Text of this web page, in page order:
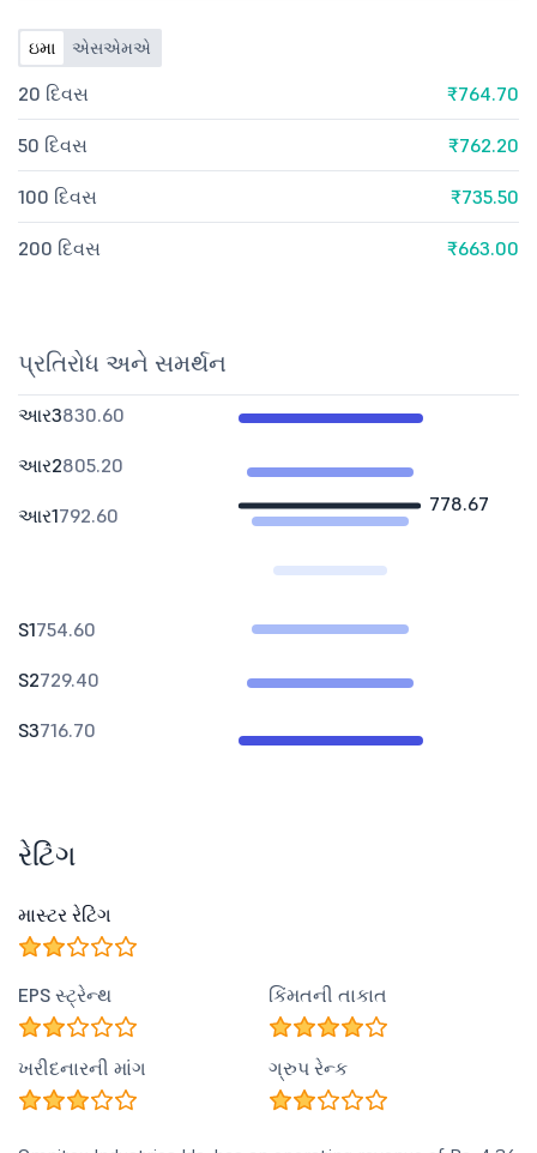
ઇમા એસએમએ
20 દિવસ ₹764.70
50 દિવસ ₹762.20
100 દિવસ ₹735.50
200 દિવસ ₹663.00
પ્રતિરોધ અને સમર્થન
778.67
આર3830.60
આર2805.20
આર1792.60
S1754.60
S2729.40
S3716.70
રેટિંગ
માસ્ટર રેટિંગ
EPS સ્ટ્રેન્થ કિંમતની તાકાત
ખરીદનારની માંગ ગ્રુપ રેન્ક